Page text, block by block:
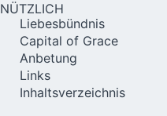
NÜTZLICH
Liebesbündnis
Capital of Grace
Anbetung
Links
Inhaltsverzeichnis